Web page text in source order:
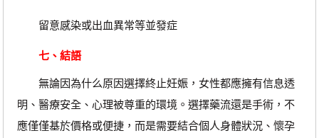
留意感染或出血異常等並發症
七、結語
無論因為什么原因選擇終止妊娠，女性都應擁有信息透
明、醫療安全、心理被尊重的環境。選擇藥流還是手術，不
應僅僅基於價格或便捷，而是需要結合個人身體狀況、懷孕